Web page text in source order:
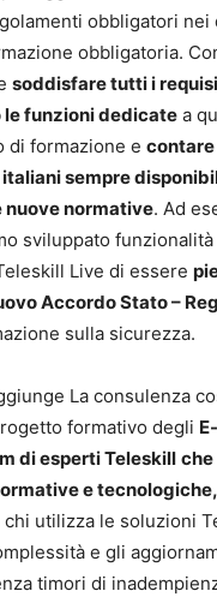
obbligatori nei
obbligatoria.
soddisfare tutti i
funzioni dedicate a
di formazione e contare
sempre
nuove normative. Ad
sviluppato funzionalità
Live di essere
Accordo Stato –
sulla sicurezza.
La consulenza
formativo degli
di esperti Teleskill
e tecnologiche,
utilizza le soluzioni
e gli
timori di